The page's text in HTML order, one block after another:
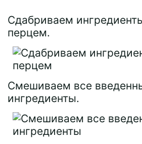
Сдабриваем
перцем.
Смешиваем все
ингредиенты.